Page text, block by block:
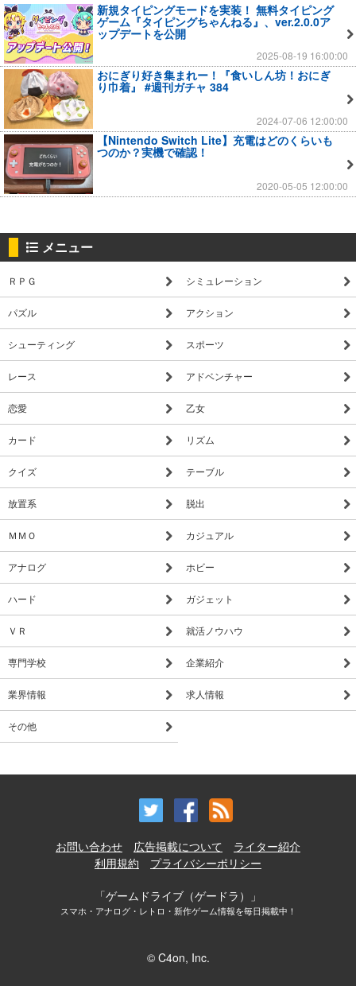
新規タイピングモードを実装！ 無料タイピング
ゲーム『タイピングちゃんねる』、ver.2.0.0ア
ップデートを公開
2025-08-19 16:00:00
おにぎり好き集まれー！『食いしん坊！おにぎ
り巾着』 #週刊ガチャ 384
2024-07-06 12:00:00
【Nintendo Switch Lite】充電はどのくらいも
つのか？実機で確認！
2020-05-05 12:00:00
メニュー
ＲＰＧ シミュレーション
パズル アクション
シューティング スポーツ
レース アドベンチャー
恋愛 乙女
カード リズム
クイズ テーブル
放置系 脱出
ＭＭＯ カジュアル
アナログ ホビー
ハード ガジェット
ＶＲ 就活ノウハウ
専門学校 企業紹介
業界情報 求人情報
その他
お問い合わせ 広告掲載について
ライター紹介
利用規約
プライバシーポリシー
「ゲームドライブ（ゲードラ）」
スマホ・アナログ・レトロ・新作ゲーム情報を毎日掲載中！
© C4on, Inc.